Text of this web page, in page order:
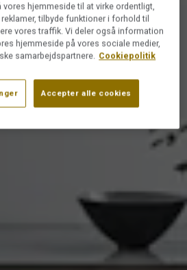
hjemmeside til at virke ordentligt,
tilbyde funktioner i forhold til
vores traffik. Vi deler også information
hjemmeside på vores sociale medier,
samarbejdspartnere. Cookiepolitik
Accepter alle cookies